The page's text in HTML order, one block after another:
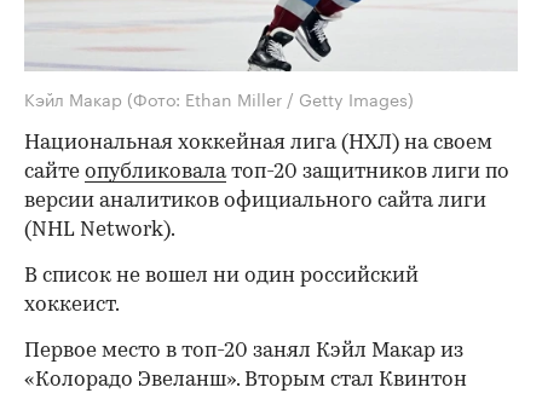
Кэйл Макар (Фото: Ethan Miller / Getty Images)
Национальная хоккейная лига (НХЛ) на своем
сайте опубликовалатоп-20 защитников лиги по
версии аналитиков официального сайта лиги
(NHL Network).
В список не вошел ни один российский
хоккеист.
Первое место в топ-20 занял Кэйл Макар из
«Колорадо Эвеланш». Вторым стал Квинтон